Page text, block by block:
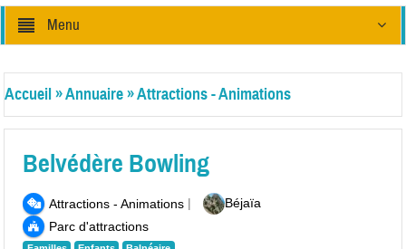
Menu
Accueil»Annuaire»Attractions - Animations
Belvédère Bowling
Attractions - Animations|
Parc d'attractions
Béjaïa